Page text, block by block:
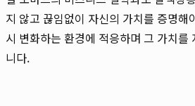
지 않고 끊임없이 자신의 가치를 증명해
시 변화하는 환경에 적응하며 그 가치를
니다.